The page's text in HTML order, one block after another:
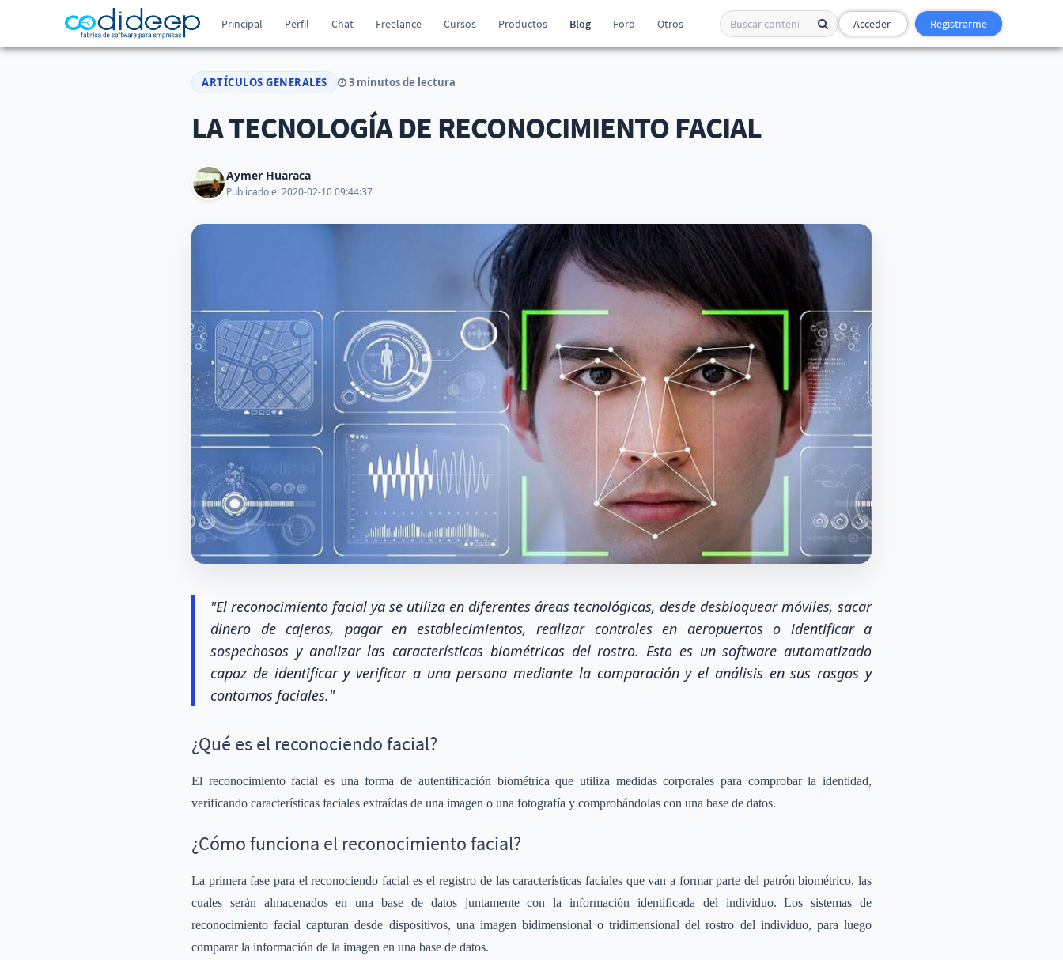
Principal Perfil Chat Freelance Cursos Productos Blog Foro Otros Acceder Registrarme
ARTÍCULOS GENERALES 3 minutos de lectura
LA TECNOLOGÍA DE RECONOCIMIENTO FACIAL
Aymer Huaraca
Publicado el 2020-02-10 09:44:37
"El reconocimiento facial ya se utiliza en diferentes áreas tecnológicas, desde desbloquear móviles, sacar
dinero de cajeros, pagar en establecimientos, realizar controles en aeropuertos o identificar a
sospechosos y analizar las características biométricas del rostro. Esto es un software automatizado
capaz de identificar y verificar a una persona mediante la comparación y el análisis en sus rasgos y
contornos faciales."
¿Qué es el reconociendo facial?
El reconocimiento facial es una forma de autentificación biométrica que utiliza medidas corporales para comprobar la identidad,
verificando características faciales extraídas de una imagen o una fotografía y comprobándolas con una base de datos.
¿Cómo funciona el reconocimiento facial?
La primera fase para el reconociendo facial es el registro de las características faciales que van a formar parte del patrón biométrico, las
cuales serán almacenados en una base de datos juntamente con la información identificada del individuo. Los sistemas de
reconocimiento facial capturan desde dispositivos, una imagen bidimensional o tridimensional del rostro del individuo, para luego
comparar la información de la imagen en una base de datos.